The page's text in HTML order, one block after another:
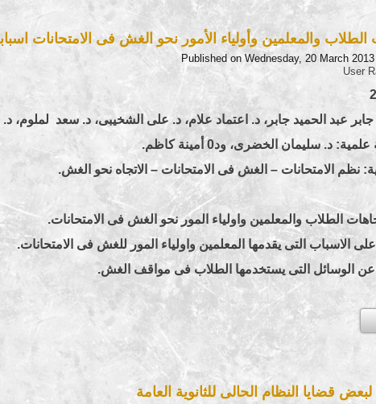
والمعلمين وأولياء الأمور نحو الغش فى الامتحانات
Published on Wednesday, 20 March
User
عبد الحميد جابر، د. اعتماد علام، د. على الشخيبى، د. سعد لملوم، د.
د. سليمان الخضرى، ود0 أمينة كاظم.
نظم الامتحانات – الغش فى الامتحانات – الاتجاه نحو الغش.
قضايا النظام الحالى للثانوية العامة